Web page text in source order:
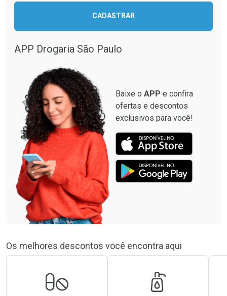
Comprar sem Desconto
Comprar sem Desconto
Comprar sem Desconto
Comprar sem Desconto
CADASTRAR
APP Drogaria São Paulo
Baixe o APP e confira
ofertas e descontos
exclusivos para você!
Os melhores descontos você encontra aqui